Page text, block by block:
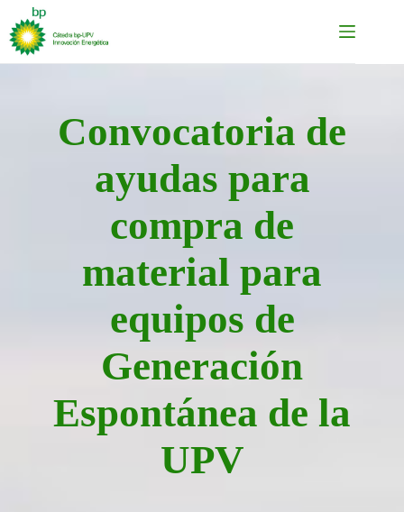
contenido
Convocatoria de
ayudas para
compra de
material para
equipos de
Generación
Espontánea de la
UPV